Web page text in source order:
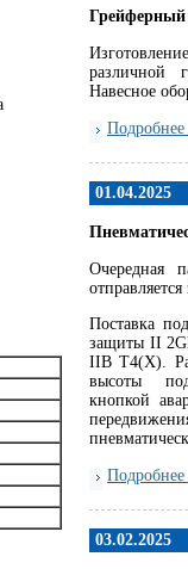
Грейферный
различной
Навесное
Подробнее
01.04.2025
Очередная
отправляется
Поставка
защиты II
IIB T4(X).
высоты
кнопкой
Подробнее
03.02.2025